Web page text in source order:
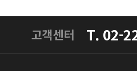
고객센터 T. 02-